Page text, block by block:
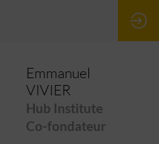
Emmanuel
VIVIER
Hub Institute
Co-fondateur